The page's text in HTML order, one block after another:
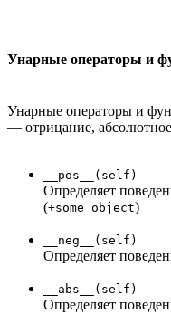
Унарные операторы и
Унарные операторы и
— отрицание, абсолютное
__pos__(self)
Определяет
(+some_object)
__neg__(self)
Определяет
__abs__(self)
Определяет